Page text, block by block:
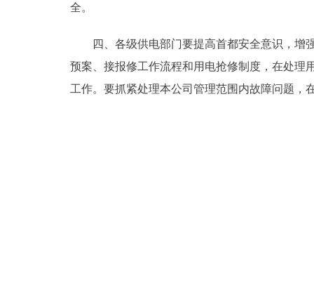
DEUTSCH
全。
四、各级供电部门要提高首都安全意识，增强
预案、接报修工作流程和用电抢修制度，在处理
工作。要抓紧处理本公司管理范围内故障问题，